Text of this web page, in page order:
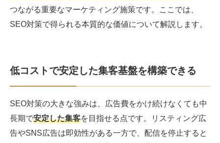
つながる重要なマーケティング施策です。ここでは、
SEO対策で得られる本質的な価値について解説します。
低コストで安定した集客基盤を構築できる
SEO対策の大きな強みは、広告費をかけ続けなくても中
長期で安定した集客を目指せる点です。リスティング広
告やSNS広告は即効性がある一方で、配信を停止すると